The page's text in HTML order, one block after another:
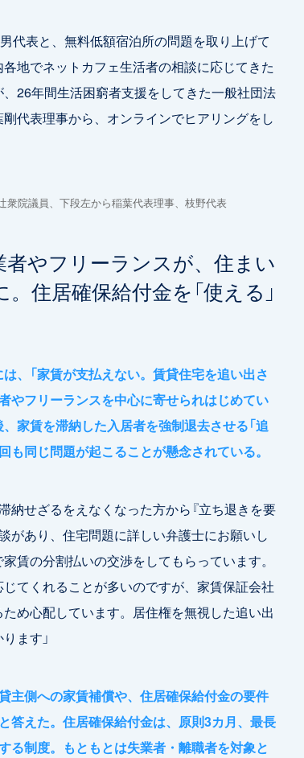
代表と、無料低額宿泊所の問題を取り上げて
地でネットカフェ生活者の相談に応じてきた
26年間生活困窮者支援をしてきた一般社団法
代表理事から、オンラインでヒアリングをし
衆院議員、下段左から稲葉代表理事、枝野代表
やフリーランスが、住まい
住居確保給付金を「使える」
、「家賃が支払えない。賃貸住宅を追い出さ
やフリーランスを中心に寄せられはじめてい
家賃を滞納した入居者を強制退去させる「追
も同じ問題が起こることが懸念されている。
納せざるをえなくなった方から『立ち退きを要
があり、住宅問題に詳しい弁護士にお願いし
賃の分割払いの交渉をしてもらっています。
てくれることが多いのですが、家賃保証会社
め心配しています。居住権を無視した追い出
ます」
主側への家賃補償や、住居確保給付金の要件
答えた。住居確保給付金は、原則3カ月、最長
る制度。もともとは失業者・離職者を対象と